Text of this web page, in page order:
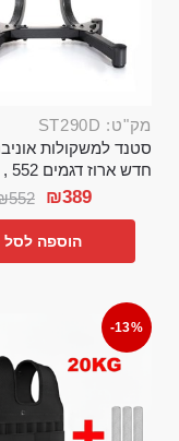
מק"ט: ST290D
סטנד למשקולות
חדש ארוז דגמים 552 , 1090
552 ₪389
הוספה לסל
-13%